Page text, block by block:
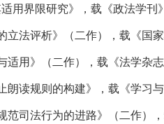
用界限研究》，载《政法学刊
立法评析》（二作），载《国
适用》（二作），载《法学杂志
朗读规则的构建》，载《学习
范司法行为的进路》（二作）